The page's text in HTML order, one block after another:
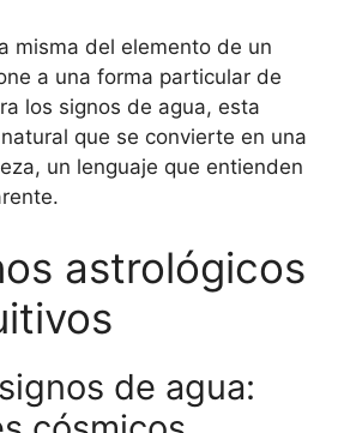
misma del elemento de un
a una forma particular de
los signos de agua, esta
que se convierte en una
un lenguaje que entienden
astrológicos
de agua: